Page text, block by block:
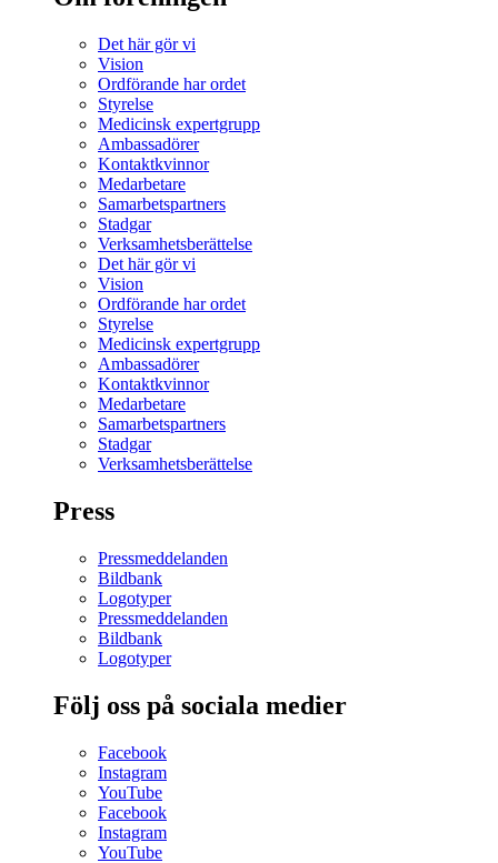
Det här gör vi
Vision
Ordförande har ordet
Styrelse
Medicinsk expertgrupp
Ambassadörer
Kontaktkvinnor
Medarbetare
Samarbetspartners
Stadgar
Verksamhetsberättelse
Det här gör vi
Vision
Ordförande har ordet
Styrelse
Medicinsk expertgrupp
Ambassadörer
Kontaktkvinnor
Medarbetare
Samarbetspartners
Stadgar
Verksamhetsberättelse
Press
Pressmeddelanden
Bildbank
Logotyper
Pressmeddelanden
Bildbank
Logotyper
Följ oss på sociala medier
Facebook
Instagram
YouTube
Facebook
Instagram
YouTube